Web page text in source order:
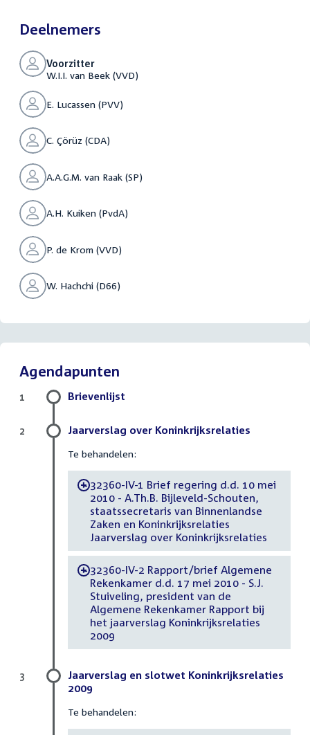
Deelnemers
Voorzitter
W.I.I. van Beek (VVD)
E. Lucassen (PVV)
C. Çörüz (CDA)
A.A.G.M. van Raak (SP)
A.H. Kuiken (PvdA)
P. de Krom (VVD)
W. Hachchi (D66)
Agendapunten
Brievenlijst
1
Jaarverslag over Koninkrijksrelaties
Te behandelen:
-32360-IV-1 Brief regering d.d. 10 mei
2010 - A.Th.B. Bijleveld-Schouten,
staatssecretaris van Binnenlandse
Zaken en Koninkrijksrelaties
Jaarverslag over Koninkrijksrelaties
-32360-IV-2 Rapport/brief Algemene
Rekenkamer d.d. 17 mei 2010 - S.J.
Stuiveling, president van de
Algemene Rekenkamer Rapport bij
het jaarverslag Koninkrijksrelaties
2009
2
Jaarverslag en slotwet Koninkrijksrelaties
2009
Te behandelen:
3